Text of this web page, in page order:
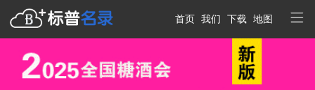
首页 我们 下载 地图